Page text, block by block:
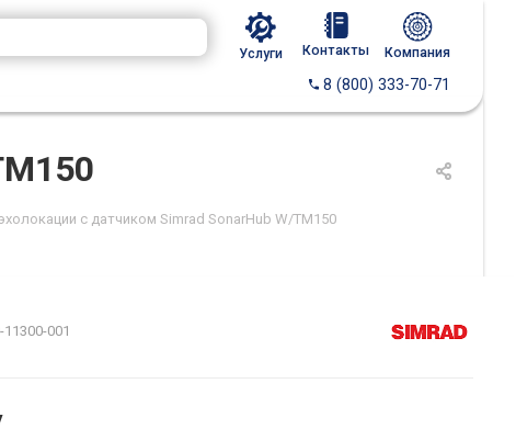
Услуги Контакты Компания
8 (800) 333-70-71
с датчиком Simrad SonarHub W/TM150
11300-001